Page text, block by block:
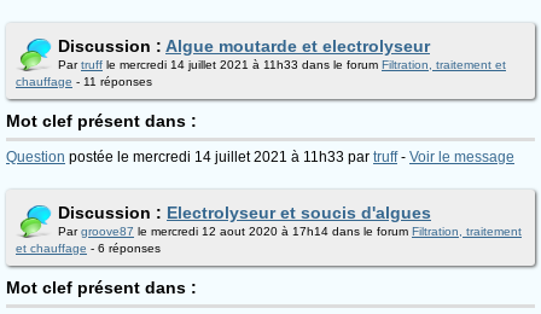
Discussion : Algue moutarde et electrolyseur
Partruff le mercredi 14 juillet 2021 à 11h33 dans le forum Filtration, traitement et
chauffage - 11 réponses
Mot clef présent dans :
Question postée le mercredi 14 juillet 2021 à 11h33 par truff- Voir le message
Discussion : Electrolyseur et soucis d'algues
Pargroove87 le mercredi 12 aout 2020 à 17h14 dans le forum Filtration, traitement
et chauffage - 6 réponses
Mot clef présent dans :